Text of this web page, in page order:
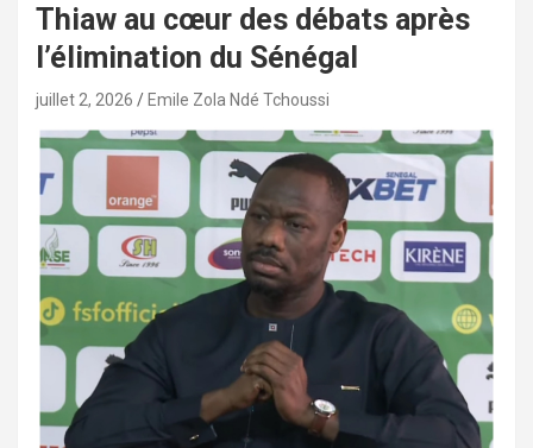
Thiaw au cœur des débats après
l’élimination du Sénégal
juillet 2, 2026 Emile Zola Ndé Tchoussi